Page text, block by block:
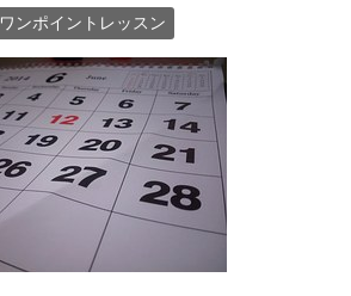
ワンポイントレッスン